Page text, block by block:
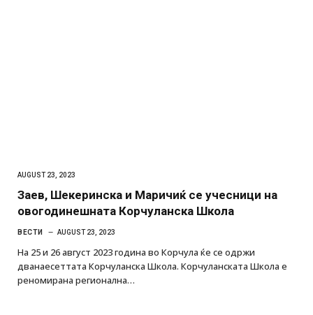
AUGUST 23, 2023
Заев, Шекеринска и Маричиќ се учесници на
овогодинешната Корчуланска Школа
ВЕСТИ AUGUST 23, 2023
На 25 и 26 август 2023 година во Корчула ќе се одржи
дванаесеттата Корчуланска Школа. Корчуланската Школа е
реномирана регионална…